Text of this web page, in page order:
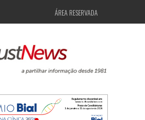
ÁREA RESERVADA